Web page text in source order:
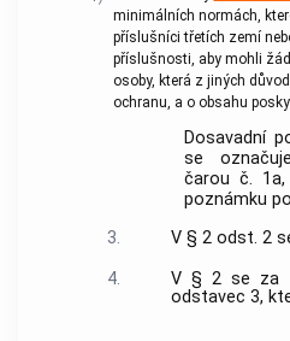
minimálních normách,
příslušníci třetích zemí
příslušnosti, aby mohli
osoby, která z jiných
ochranu, a o obsahu
Dosavadní
se
čarou č.
poznámku
3.
V § 2 odst. 2
4.
V § 2 se za
odstavec 3,